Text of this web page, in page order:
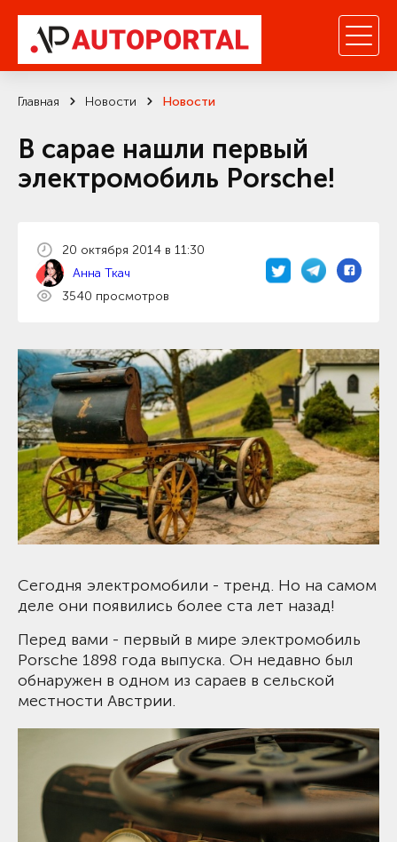
Главная Новости Новости
В сарае нашли первый
электромобиль Porsche!
20 октября 2014 в 11:30
Анна Ткач
3540 просмотров
Сегодня электромобили - тренд. Но на самом
деле они появились более ста лет назад!
Перед вами - первый в мире электромобиль
Porsche 1898 года выпуска. Он недавно был
обнаружен в одном из сараев в сельской
местности Австрии.